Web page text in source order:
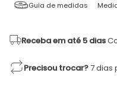
Guia de medidas
Receba em até 5 dias
Precisou trocar?7 dias